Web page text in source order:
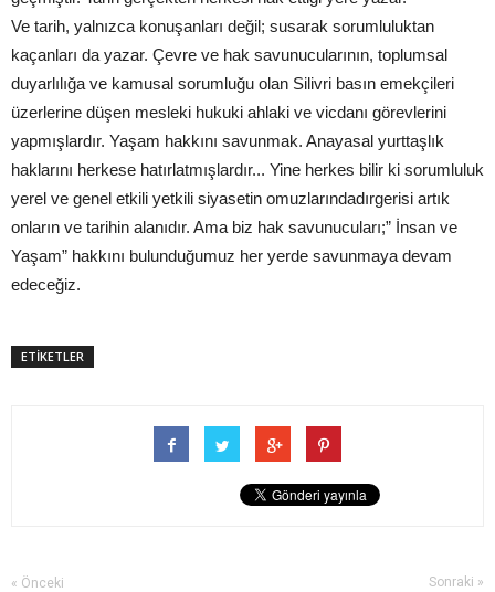
Ve tarih, yalnızca konuşanları değil; susarak sorumluluktan
kaçanları da yazar. Çevre ve hak savunucularının, toplumsal
duyarlılığa ve kamusal sorumluğu olan Silivri basın emekçileri
üzerlerine düşen mesleki hukuki ahlaki ve vicdanı görevlerini
yapmışlardır. Yaşam hakkını savunmak. Anayasal yurttaşlık
haklarını herkese hatırlatmışlardır... Yine herkes bilir ki sorumluluk
yerel ve genel etkili yetkili siyasetin omuzlarındadırgerisi artık
onların ve tarihin alanıdır. Ama biz hak savunucuları;” İnsan ve
Yaşam” hakkını bulunduğumuz her yerde savunmaya devam
edeceğiz.
ETİKETLER
« Önceki Sonraki »